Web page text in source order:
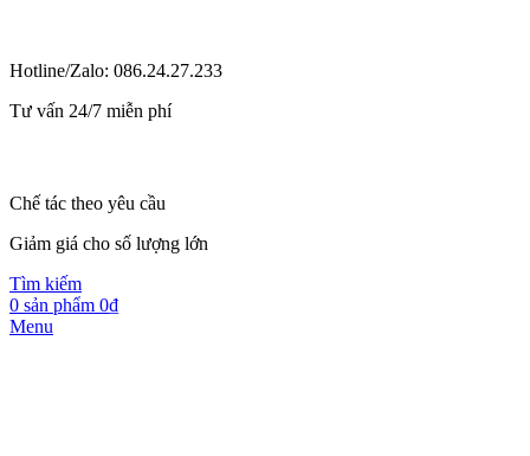
Hotline/Zalo: 086.24.27.233
Tư vấn 24/7 miễn phí
Chế tác theo yêu cầu
Giảm giá cho số lượng lớn
Tìm kiếm
0 sản phẩm 0₫
Menu